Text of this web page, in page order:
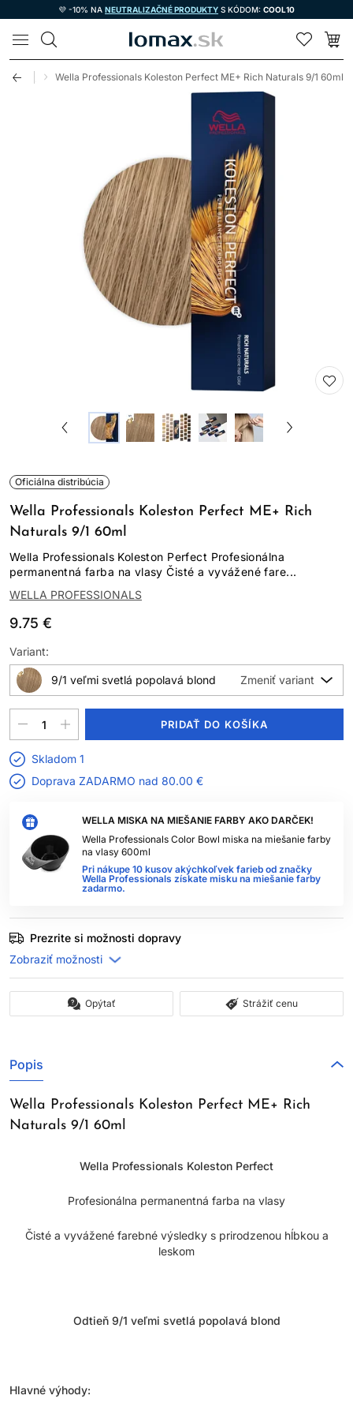
💜 -10% NA NEUTRALIZAČNÉ PRODUKTY S KÓDOM: COOL10
LOMAX
vlasy Wella Professionals Koleston Perfect ME+ Rich Naturals 9/1 60ml
Oficiálna distribúcia
Wella Professionals Koleston Perfect ME+ Rich
Naturals 9/1 60ml
Wella Professionals Koleston Perfect Profesionálna
permanentná farba na vlasy Čisté a vyvážené fare...
WELLA PROFESSIONALS
9.75 €
WELLA MISKA NA MIEŠANIE FARBY AKO DARČEK!
Wella Professionals Color Bowl miska na miešanie farby
na vlasy 600ml
Pri nákupe 10 kusov akýchkoľvek farieb od značky
Wella Professionals získate misku na miešanie farby
zadarmo.
Variant:
9/1 veľmi svetlá popolavá blond
PRIDAŤ DO KOŠÍKA
Skladom 1
Doprava ZADARMO nad 80.00 €
Prezrite si možnosti dopravy
Opýtať Strážiť cenu
Popis
Wella Professionals Koleston Perfect ME+ Rich
Naturals 9/1 60ml
Wella Professionals Koleston Perfect
Profesionálna permanentná farba na vlasy
Čisté a vyvážené farebné výsledky s prirodzenou hĺbkou a
leskom
Odtieň 9/1 veľmi svetlá popolavá blond
Hlavné výhody: